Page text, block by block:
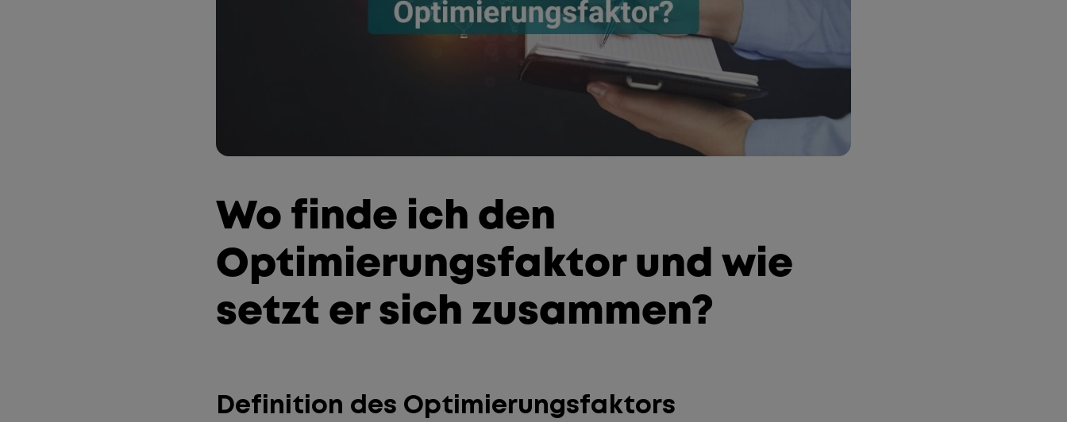
Wo finde ich den
Optimierungsfaktor und wie
setzt er sich zusammen?
Definition des Optimierungsfaktors